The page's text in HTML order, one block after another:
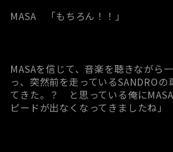
MASA 「もちろん！！」
MASAを信じて、音楽を聴きながら
っ、突然前を走っているSANDROの
てきた。？ と思っている俺に
ピードが出なくなってきましたね」